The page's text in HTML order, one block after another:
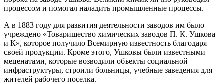
процессом и помогал наладить промышленные процессы.
А в 1883 году для развития деятельности заводов им было
учреждено «Товарищество химических заводов П. К. Ушкова
и К», которое получило Всемирную известность благодаря
своей продукции. Кроме этого, Ушковы были известными
меценатами, которые возводили объекты социальной
инфраструктуры, строили больницы, учебные заведения для
жителей рабочего поселка.